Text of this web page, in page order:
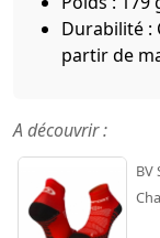
Durabilité :
partir de
A découvrir :
BV